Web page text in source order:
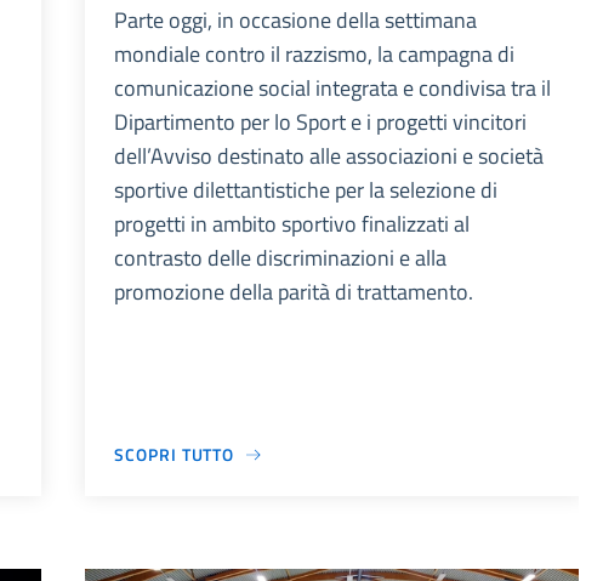
Parte oggi, in occasione della settimana
mondiale contro il razzismo, la campagna di
comunicazione social integrata e condivisa tra il
Dipartimento per lo Sport e i progetti vincitori
dell’Avviso destinato alle associazioni e società
sportive dilettantistiche per la selezione di
progetti in ambito sportivo finalizzati al
contrasto delle discriminazioni e alla
promozione della parità di trattamento.
SCOPRI TUTTO